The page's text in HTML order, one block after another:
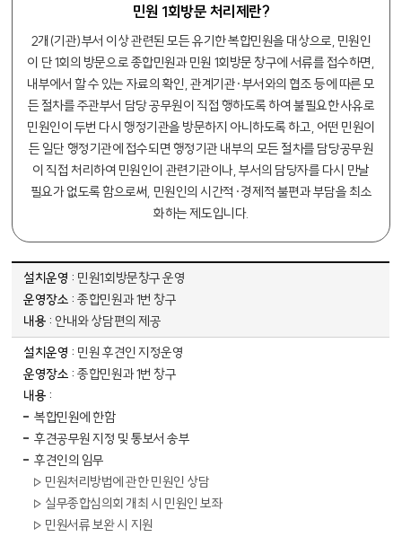
민원 1회방문 처리제란?
2개(기관)부서 이상 관련된 모든 유기한 복합민원을 대상으로, 민원인
이 단 1회의 방문으로 종합민원과 민원 1회방문 창구에 서류를 접수하면,
내부에서 할 수 있는 자료의 확인, 관계기관·부서와의 협조 등에 따른 모
든 절차를 주관부서 담당 공무원이 직접 행하도록 하여 불필요한 사유로
민원인이 두번 다시 행정기관을 방문하지 아니하도록 하고, 어떤 민원이
든 일단 행정기관에 접수되면 행정기관 내부의 모든 절차를 담당공무원
이 직접 처리하여 민원인이 관련기관이나, 부서의 담당자를 다시 만날
필요가 없도록 함으로써, 민원인의 시간적·경제적 불편과 부담을 최소
화하는 제도입니다.
민원1회방문창구 운영
종합민원과 1번 창구
안내와 상담편의 제공
민원 후견인 지정운영
종합민원과 1번 창구
복합민원에 한함
후견공무원 지정 및 통보서 송부
후견인의 임무
민원처리방법에 관한 민원인 상담
실무종합심의회 개최 시 민원인 보좌
민원서류 보완 시 지원